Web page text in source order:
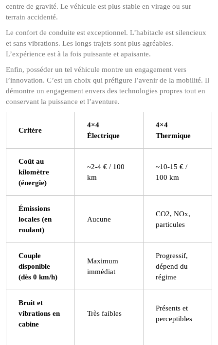
centre de gravité. Le véhicule est plus stable en virage ou sur
terrain accidenté.
Le confort de conduite est exceptionnel. L’habitacle est silencieux
et sans vibrations. Les longs trajets sont plus agréables.
L’expérience est à la fois puissante et apaisante.
Enfin, posséder un tel véhicule montre un engagement vers
l’innovation. C’est un choix qui préfigure l’avenir de la mobilité. Il
démontre un engagement envers des technologies propres tout en
conservant la puissance et l’aventure.
Critère
4×4
Électrique
4×4
Thermique
Coût au
kilomètre
(énergie)
~2-4 € / 100
km
~10-15 € /
100 km
Émissions
locales (en
roulant)
Aucune
CO2, NOx,
particules
Couple
disponible
(dès 0 km/h)
Maximum
immédiat
Progressif,
dépend du
régime
Bruit et
vibrations en
cabine
Très faibles
Présents et
perceptibles